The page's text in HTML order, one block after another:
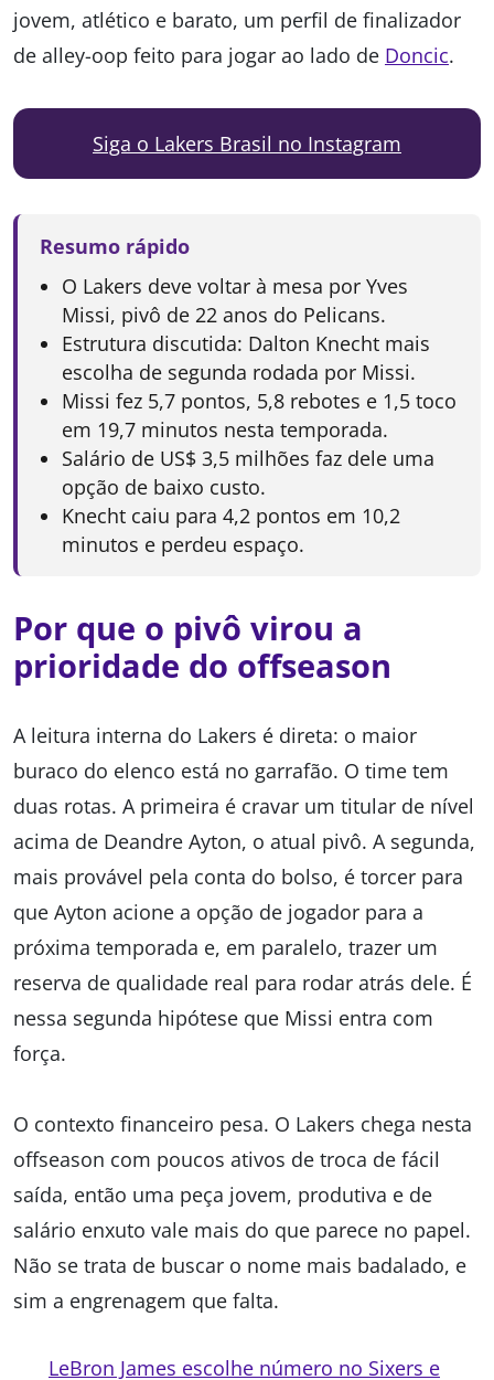
jovem, atlético e barato, um perfil de finalizador
de alley-oop feito para jogar ao lado de Doncic.
Siga o Lakers Brasil no Instagram
Resumo rápido
O Lakers deve voltar à mesa por Yves
Missi, pivô de 22 anos do Pelicans.
Estrutura discutida: Dalton Knecht mais
escolha de segunda rodada por Missi.
Missi fez 5,7 pontos, 5,8 rebotes e 1,5 toco
em 19,7 minutos nesta temporada.
Salário de US$ 3,5 milhões faz dele uma
opção de baixo custo.
Knecht caiu para 4,2 pontos em 10,2
minutos e perdeu espaço.
Por que o pivô virou a
prioridade do offseason
A leitura interna do Lakers é direta: o maior
buraco do elenco está no garrafão. O time tem
duas rotas. A primeira é cravar um titular de nível
acima de Deandre Ayton, o atual pivô. A segunda,
mais provável pela conta do bolso, é torcer para
que Ayton acione a opção de jogador para a
próxima temporada e, em paralelo, trazer um
reserva de qualidade real para rodar atrás dele. É
nessa segunda hipótese que Missi entra com
força.
O contexto financeiro pesa. O Lakers chega nesta
offseason com poucos ativos de troca de fácil
saída, então uma peça jovem, produtiva e de
salário enxuto vale mais do que parece no papel.
Não se trata de buscar o nome mais badalado, e
sim a engrenagem que falta.
LeBron James escolhe número no Sixers e